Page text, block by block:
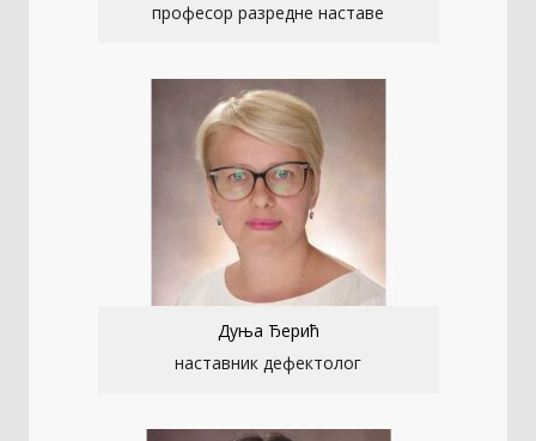
професор разредне наставе
Дуња Ђерић
наставник дефектолог